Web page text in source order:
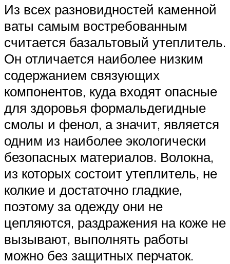
Из всех разновидностей каменной
ваты самым востребованным
считается базальтовый утеплитель.
Он отличается наиболее низким
содержанием связующих
компонентов, куда входят опасные
для здоровья формальдегидные
смолы и фенол, а значит, является
одним из наиболее экологически
безопасных материалов. Волокна,
из которых состоит утеплитель, не
колкие и достаточно гладкие,
поэтому за одежду они не
цепляются, раздражения на коже не
вызывают, выполнять работы
можно без защитных перчаток.